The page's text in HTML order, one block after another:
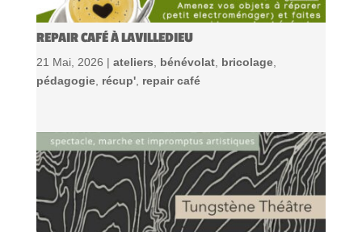
REPAIR CAFÉ À LAVILLEDIEU
21 Mai, 2026 | ateliers bénévolat, bricolage,
pédagogie, récup', repair café